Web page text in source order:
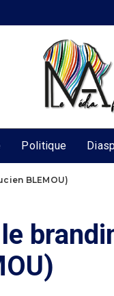
Politique
BLEMOU)